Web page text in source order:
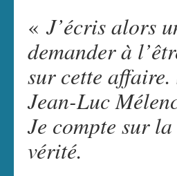
«J’écris alors
demander à
sur cette
Jean-Luc
Je compte sur
vérité.